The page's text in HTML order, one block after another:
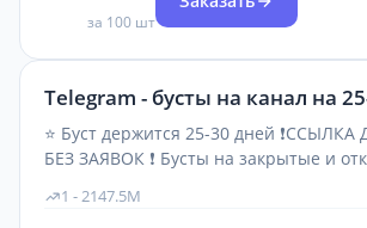
за 100 шт
Telegram - бусты на канал на
⭐ Буст держится 25-30 дней
БЕЗ ЗАЯВОК ❗ Бусты на закрытые и
1 - 2147.5M